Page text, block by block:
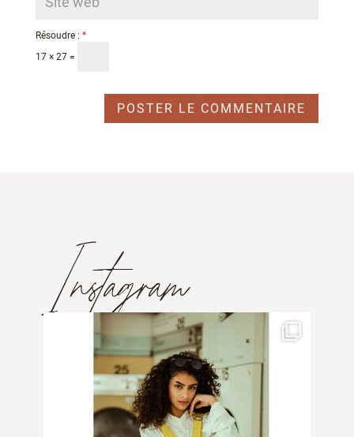
Résoudre : *
17 × 27 =
Instagram